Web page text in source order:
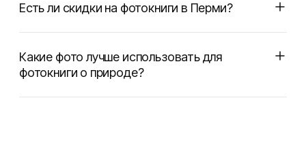
Есть ли скидки на фотокниги в Перми?
Какие фото лучше использовать для
фотокниги о природе?